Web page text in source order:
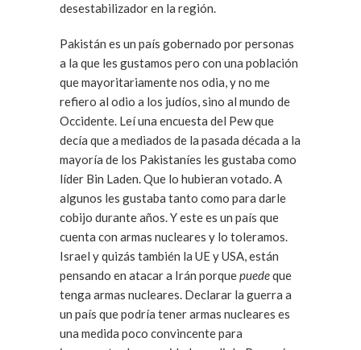
desestabilizador en la región.
Pakistán es un país gobernado por personas
a la que les gustamos pero con una población
que mayoritariamente nos odia, y no me
refiero al odio a los judíos, sino al mundo de
Occidente. Leí una encuesta del Pew que
decía que a mediados de la pasada década a la
mayoría de los Pakistaníes les gustaba como
líder Bin Laden. Que lo hubieran votado. A
algunos les gustaba tanto como para darle
cobijo durante años. Y este es un país que
cuenta con armas nucleares y lo toleramos.
Israel y quizás también la UE y USA, están
pensando en atacar a Irán porquepuedeque
tenga armas nucleares. Declarar la guerra a
un país que podría tener armas nucleares es
una medida poco convincente para